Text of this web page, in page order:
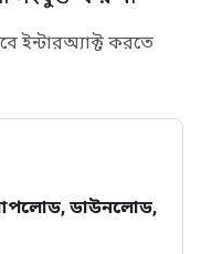
ইন্টারঅ্যাক্ট করতে
ডাউনলোড,